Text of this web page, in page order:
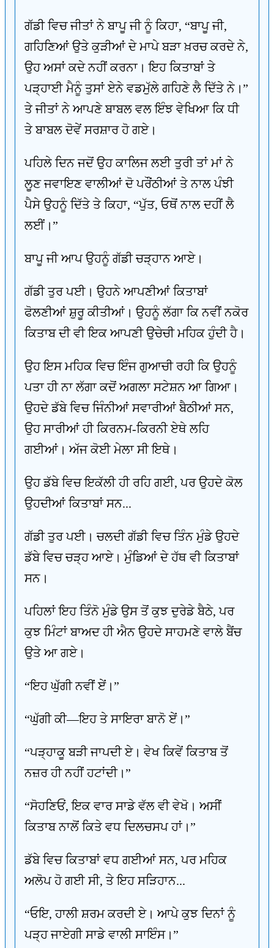
ਗੱਡੀ ਵਿਚ ਜੀਤਾਂ ਨੇ ਬਾਪੂ ਜੀ ਨੂੰ ਕਿਹਾ, “ਬਾਪੂ ਜੀ,
ਗਹਿਣਿਆਂ ਉਤੇ ਕੁੜੀਆਂ ਦੇ ਮਾਪੇ ਬੜਾ ਖ਼ਰਚ ਕਰਦੇ ਨੇ,
ਉਹ ਅਸਾਂ ਕਦੇ ਨਹੀਂ ਕਰਨਾ। ਇਹ ਕਿਤਾਬਾਂ ਤੇ
ਪੜ੍ਹਾਈ ਮੈਨੂੰ ਤੁਸਾਂ ਏਨੇ ਵਡਮੁੱਲੇ ਗਹਿਣੇ ਲੈ ਦਿੱਤੇ ਨੇ।”
ਤੇ ਜੀਤਾਂ ਨੇ ਆਪਣੇ ਬਾਬਲ ਵਲ ਇੰਝ ਵੇਖਿਆ ਕਿ ਧੀ
ਤੇ ਬਾਬਲ ਦੋਵੇਂ ਸਰਸ਼ਾਰ ਹੋ ਗਏ।
ਪਹਿਲੇ ਦਿਨ ਜਦੋਂ ਉਹ ਕਾਲਿਜ ਲਈ ਤੁਰੀ ਤਾਂ ਮਾਂ ਨੇ
ਲੂਣ ਜਵਾਇਣ ਵਾਲੀਆਂ ਦੋ ਪਰੌਂਠੀਆਂ ਤੇ ਨਾਲ ਪੰਝੀ
ਪੈਸੇ ਉਹਨੂੰ ਦਿੱਤੇ ਤੇ ਕਿਹਾ, “ਪੁੱਤ, ਓਥੋਂ ਨਾਲ ਦਹੀਂ ਲੈ
ਲਈਂ।”
ਬਾਪੂ ਜੀ ਆਪ ਉਹਨੂੰ ਗੱਡੀ ਚੜ੍ਹਾਨ ਆਏ।
ਗੱਡੀ ਤੁਰ ਪਈ। ਉਹਨੇ ਆਪਣੀਆਂ ਕਿਤਾਬਾਂ
ਫੋਲਣੀਆਂ ਸ਼ੁਰੂ ਕੀਤੀਆਂ। ਉਹਨੂੰ ਲੱਗਾ ਕਿ ਨਵੀਂ ਨਕੋਰ
ਕਿਤਾਬ ਦੀ ਵੀ ਇਕ ਆਪਣੀ ਉਚੇਚੀ ਮਹਿਕ ਹੁੰਦੀ ਹੈ।
ਉਹ ਇਸ ਮਹਿਕ ਵਿਚ ਇੰਜ ਗੁਆਚੀ ਰਹੀ ਕਿ ਉਹਨੂੰ
ਪਤਾ ਹੀ ਨਾ ਲੱਗਾ ਕਦੋਂ ਅਗਲਾ ਸਟੇਸ਼ਨ ਆ ਗਿਆ।
ਉਹਦੇ ਡੱਬੇ ਵਿਚ ਜਿੰਨੀਆਂ ਸਵਾਰੀਆਂ ਬੈਠੀਆਂ ਸਨ,
ਉਹ ਸਾਰੀਆਂ ਹੀ ਕਿਰਨਮ-ਕਿਰਨੀ ਏਥੇ ਲਹਿ
ਗਈਆਂ। ਅੱਜ ਕੋਈ ਮੇਲਾ ਸੀ ਇਥੇ।
ਉਹ ਡੱਬੇ ਵਿਚ ਇਕੱਲੀ ਹੀ ਰਹਿ ਗਈ, ਪਰ ਉਹਦੇ ਕੋਲ
ਉਹਦੀਆਂ ਕਿਤਾਬਾਂ ਸਨ...
ਗੱਡੀ ਤੁਰ ਪਈ। ਚਲਦੀ ਗੱਡੀ ਵਿਚ ਤਿੰਨ ਮੁੰਡੇ ਉਹਦੇ
ਡੱਬੇ ਵਿਚ ਚੜ੍ਹ ਆਏ। ਮੁੰਡਿਆਂ ਦੇ ਹੱਥ ਵੀ ਕਿਤਾਬਾਂ
ਸਨ।
ਪਹਿਲਾਂ ਇਹ ਤਿੰਨੋ ਮੁੰਡੇ ਉਸ ਤੋਂ ਕੁਝ ਦੁਰੇਡੇ ਬੈਠੇ, ਪਰ
ਕੁਝ ਮਿੰਟਾਂ ਬਾਅਦ ਹੀ ਐਨ ਉਹਦੇ ਸਾਹਮਣੇ ਵਾਲੇ ਬੈਂਚ
ਉਤੇ ਆ ਗਏ।
“ਇਹ ਘੁੱਗੀ ਨਵੀਂ ਏਂ।”
“ਘੁੱਗੀ ਕੀ—ਇਹ ਤੇ ਸਾਇਰਾ ਬਾਨੋ ਏਂ।”
“ਪੜ੍ਹਾਕੂ ਬੜੀ ਜਾਪਦੀ ਏ। ਵੇਖ ਕਿਵੇਂ ਕਿਤਾਬ ਤੋਂ
ਨਜ਼ਰ ਹੀ ਨਹੀਂ ਹਟਾਂਦੀ।”
“ਸੋਹਣਿਓਂ, ਇਕ ਵਾਰ ਸਾਡੇ ਵੱਲ ਵੀ ਵੇਖੋ। ਅਸੀਂ
ਕਿਤਾਬ ਨਾਲੋਂ ਕਿਤੇ ਵਧ ਦਿਲਚਸਪ ਹਾਂ।”
ਡੱਬੇ ਵਿਚ ਕਿਤਾਬਾਂ ਵਧ ਗਈਆਂ ਸਨ, ਪਰ ਮਹਿਕ
ਅਲੋਪ ਹੋ ਗਈ ਸੀ, ਤੇ ਇਹ ਸੜਿਹਾਨ...
“ਓਇ, ਹਾਲੀ ਸ਼ਰਮ ਕਰਦੀ ਏ। ਆਪੇ ਕੁਝ ਦਿਨਾਂ ਨੂੰ
ਪੜ੍ਹ ਜਾਏਗੀ ਸਾਡੇ ਵਾਲੀ ਸਾਇੰਸ।”